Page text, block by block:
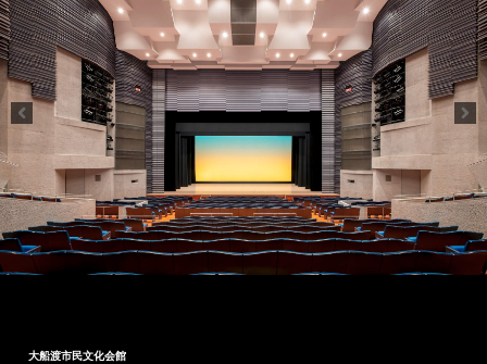
大船渡市民文化会館